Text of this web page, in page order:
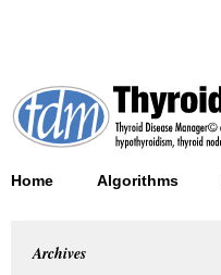
Home Algorithms
Archives